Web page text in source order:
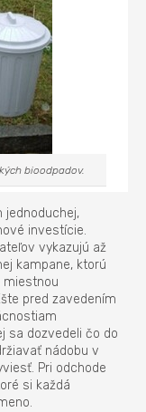
bioodpadov.
investície.
vykazujú až
kampane, ktorú
pred zavedením
sa dozvedeli čo do
nádobu v
Pri odchode
si každá